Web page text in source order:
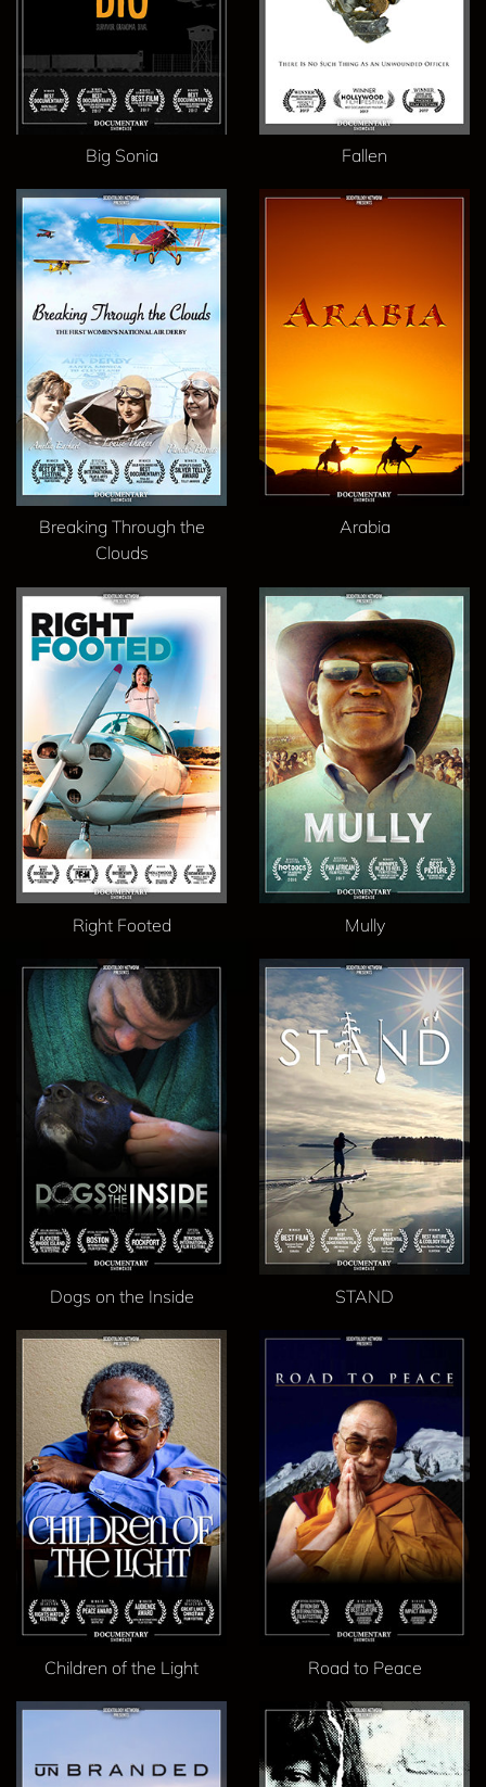
Big Sonia Fallen
Breaking Through the
Clouds
Arabia
Right Footed Mully
Dogs on the Inside STAND
Children of the Light Road to Peace